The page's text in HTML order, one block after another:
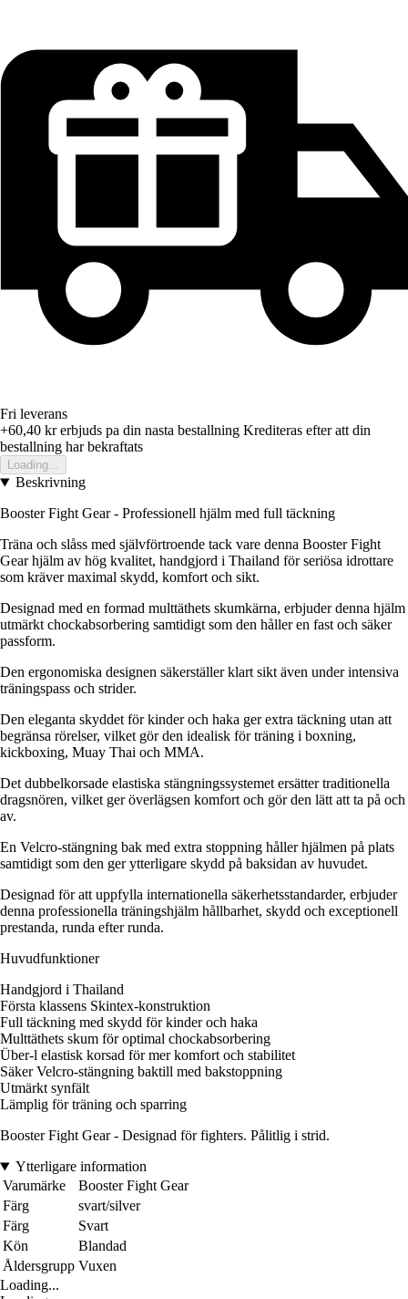
Fri leverans
+60,40 krerbjuds pa din nasta bestallning Krediteras efter att din
bestallning har bekraftats
Loading...
Beskrivning
Booster Fight Gear - Professionell hjälm med full täckning
Träna och slåss med självförtroende tack vare denna Booster Fight
Gear hjälm av hög kvalitet, handgjord i Thailand för seriösa idrottare
som kräver maximal skydd, komfort och sikt.
Designad med en formad multtäthets skumkärna, erbjuder denna hjälm
utmärkt chockabsorbering samtidigt som den håller en fast och säker
passform.
Den ergonomiska designen säkerställer klart sikt även under intensiva
träningspass och strider.
Den eleganta skyddet för kinder och haka ger extra täckning utan att
begränsa rörelser, vilket gör den idealisk för träning i boxning,
kickboxing, Muay Thai och MMA.
Det dubbelkorsade elastiska stängningssystemet ersätter traditionella
dragsnören, vilket ger överlägsen komfort och gör den lätt att ta på och
av.
En Velcro-stängning bak med extra stoppning håller hjälmen på plats
samtidigt som den ger ytterligare skydd på baksidan av huvudet.
Designad för att uppfylla internationella säkerhetsstandarder, erbjuder
denna professionella träningshjälm hållbarhet, skydd och exceptionell
prestanda, runda efter runda.
Huvudfunktioner
Handgjord i Thailand
Första klassens Skintex-konstruktion
Full täckning med skydd för kinder och haka
Multtäthets skum för optimal chockabsorbering
Über-l elastisk korsad för mer komfort och stabilitet
Säker Velcro-stängning baktill med bakstoppning
Utmärkt synfält
Lämplig för träning och sparring
Booster Fight Gear - Designad för fighters. Pålitlig i strid.
Ytterligare information
Varumärke
Booster Fight Gear
Färg
svart/silver
Färg
Svart
Kön
Blandad
Åldersgrupp Vuxen
Loading...